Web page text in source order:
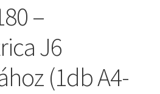
–
J6
(1db A4-